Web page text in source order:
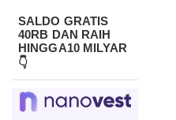
SALDO GRATIS
40RB DAN RAIH
HINGGA10 MILYAR
👇